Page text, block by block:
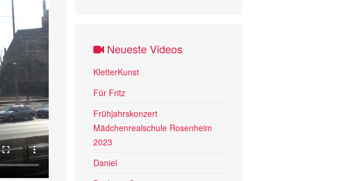
Neueste Videos
KletterKunst
Für Fritz
Frühjahrskonzert
Mädchenrealschule Rosenheim
2023
Daniel